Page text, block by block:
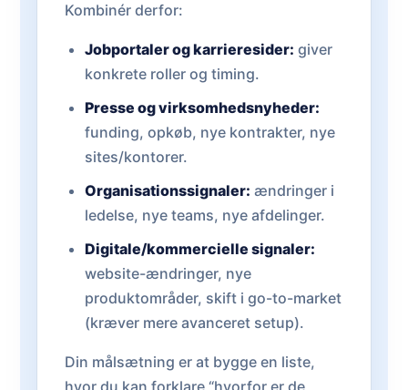
Kombinér derfor:
Jobportaler og karrieresider: giver
konkrete roller og timing.
Presse og virksomhedsnyheder:
funding, opkøb, nye kontrakter, nye
sites/kontorer.
Organisationssignaler: ændringer i
ledelse, nye teams, nye afdelinger.
Digitale/kommercielle signaler:
website-ændringer, nye
produktområder, skift i go-to-market
(kræver mere avanceret setup).
Din målsætning er at bygge en liste,
hvor du kan forklare “hvorfor er de